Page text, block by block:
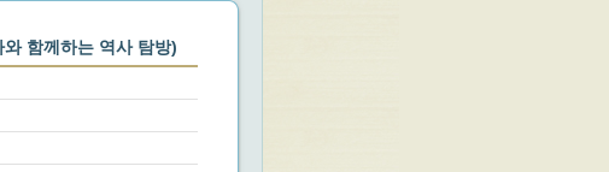
함께하는 역사 탐방)